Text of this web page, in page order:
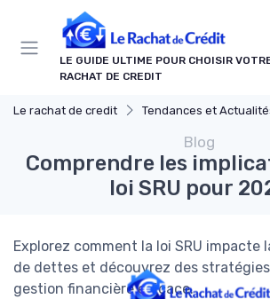
LE GUIDE ULTIME POUR CHOISIR
RACHAT DE CREDIT
Le rachat de credit Tendances et Actualités en rachat de
Blog
Comprendre les
loi SRU pour
Explorez comment la loi SRU impacte
de dettes et découvrez des
gestion financière efficace.
Panneau de gestion des cookies